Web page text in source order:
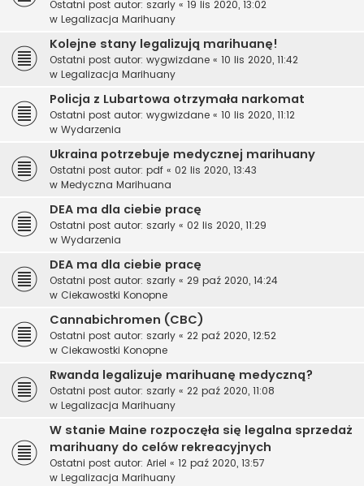
Ostatni post autor: szarly « 19 lis 2020, 13:02
w Legalizacja Marihuany
Kolejne stany legalizują marihuanę!
Ostatni post autor: wygwizdane « 10 lis 2020, 11:42
w Legalizacja Marihuany
Policja z Lubartowa otrzymała narkomat
Ostatni post autor: wygwizdane « 10 lis 2020, 11:12
w Wydarzenia
Ukraina potrzebuje medycznej marihuany
Ostatni post autor: pdf « 02 lis 2020, 13:43
w Medyczna Marihuana
DEA ma dla ciebie pracę
Ostatni post autor: szarly « 02 lis 2020, 11:29
w Wydarzenia
DEA ma dla ciebie pracę
Ostatni post autor: szarly « 29 paź 2020, 14:24
w Ciekawostki Konopne
Cannabichromen (CBC)
Ostatni post autor: szarly « 22 paź 2020, 12:52
w Ciekawostki Konopne
Rwanda legalizuje marihuanę medyczną?
Ostatni post autor: szarly « 22 paź 2020, 11:08
w Legalizacja Marihuany
W stanie Maine rozpoczęła się legalna sprzedaż
marihuany do celów rekreacyjnych
Ostatni post autor: Ariel « 12 paź 2020, 13:57
w Legalizacja Marihuany